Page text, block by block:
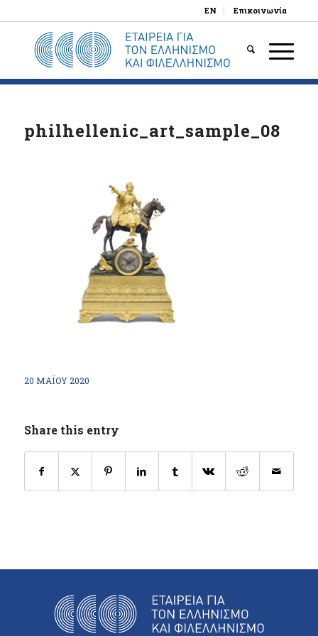
EN Επικοινωνία
philhellenic_art_sample_08
20 ΜΑΪ́ΟΥ 2020
Share this entry